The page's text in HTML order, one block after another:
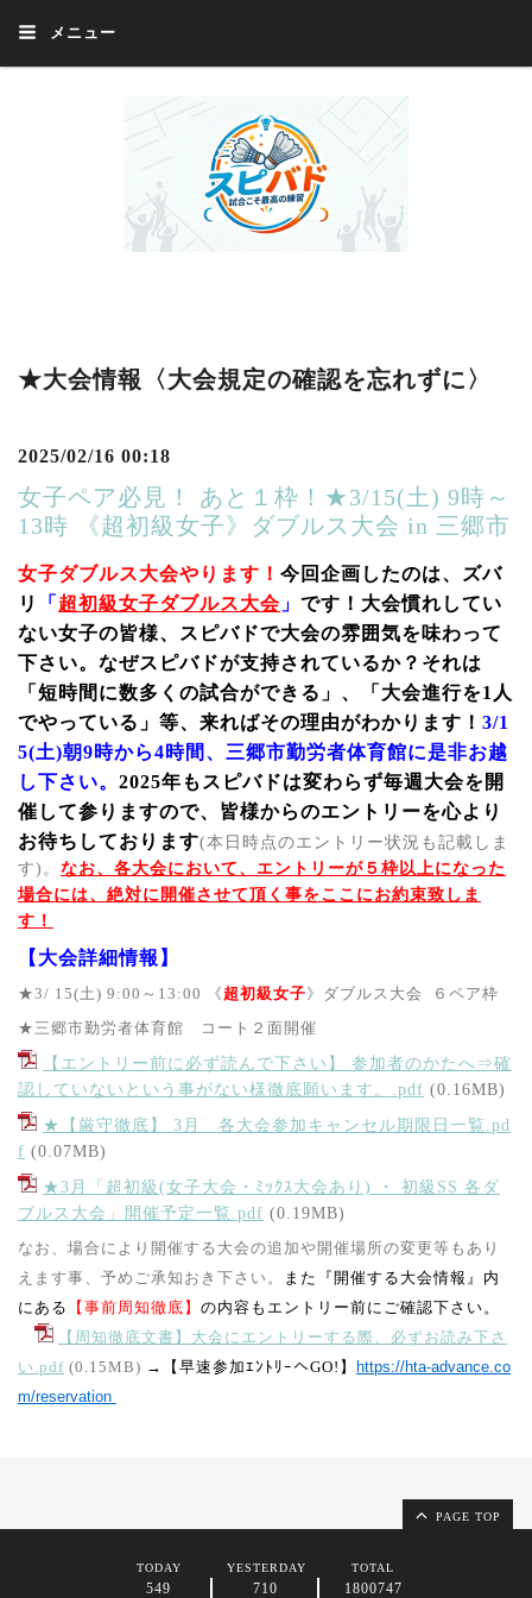
メニュー
★大会情報〈大会規定の確認を忘れずに〉
2025/02/16 00:18
女子ペア必見！ あと１枠！★3/15(土) 9時～
13時 《超初級女子》ダブルス大会 in 三郷市
女子ダブルス大会やります！ 今回企画したのは、ズバ
リ
「 超初級女子ダブルス大会 」 です！大会慣れしてい
ない女子の皆様、スピバドで大会の雰囲気を味わって
下さい。なぜスピバドが支持されているか？それは
「短時間に数多くの試合ができる」、「大会進行を1人
でやっている」等、来ればその理由がわかります！ 3/1
5(土)朝9時から4時間、三郷市勤労者体育館に是非お越
し下さい。 2025年もスピバドは変わらず毎週大会を開
催して参りますので、皆様からのエントリーを心より
お待ちしております(本日時点のエントリー状況も記載しま
す)。 なお、各大会において、エントリーが５枠以上になった
場合には、絶対に開催させて頂く事をここにお約束致しま
す！
【大会詳細情報 】
★3/ 15(土) 9 :00～13:00 《超初級女子》ダブルス大会 ６ペア枠
★三郷市勤労者体育館 コート２面開催
【エントリー前に必ず読んで下さい】 参加者のかたへ⇒確
認していないという事がない様徹底願います。.pdf (0.16MB)
★【厳守徹底】 3月 各大会参加キャンセル期限日一覧.pd
f (0.07MB)
★3月「超初級(女子大会・ﾐｯｸｽ大会あり) ・ 初級SS 各ダ
ブルス大会」開催予定一覧.pdf (0.19MB)
なお、場合により開催する大会の追加や開催場所の変更等もあり
えます事、予めご承知おき下さい。
また『開催する大会情報』内
にある
【事前周知徹底】 の内容もエントリー前にご確認下さい。
【周知徹底文書】大会にエントリーする際、必ずお読み下さ
い.pdf (0.15MB) →【早速参加ｴﾝﾄﾘｰへGO!】
https://hta-advance.co
m/reservation
PAGE TOP
TODAY
549
YESTERDAY
710
TOTAL
1800747